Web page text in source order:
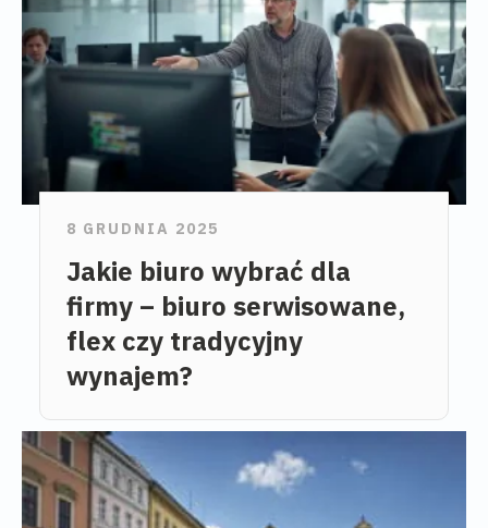
8 GRUDNIA 2025
Jakie biuro wybrać dla
firmy – biuro serwisowane,
flex czy tradycyjny
wynajem?